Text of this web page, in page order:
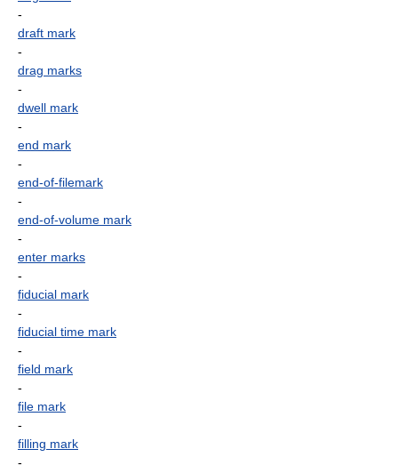
-
draft mark
-
drag marks
-
dwell mark
-
end mark
-
end-of-filemark
-
end-of-volume mark
-
enter marks
-
fiducial mark
-
fiducial time mark
-
field mark
-
file mark
-
filling mark
-